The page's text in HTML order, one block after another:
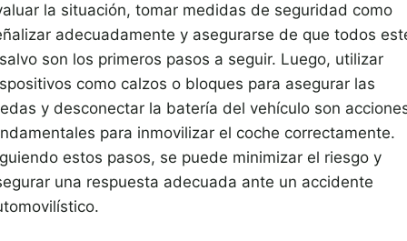
la situación, tomar medidas de seguridad como
adecuadamente y asegurarse de que todos
son los primeros pasos a seguir. Luego, utilizar
como calzos o bloques para asegurar las
y desconectar la batería del vehículo son
para inmovilizar el coche correctamente.
estos pasos, se puede minimizar el riesgo y
una respuesta adecuada ante un accidente